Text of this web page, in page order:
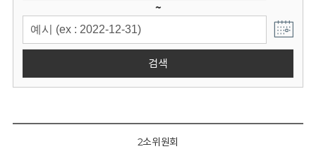
~
검색
2소위원회